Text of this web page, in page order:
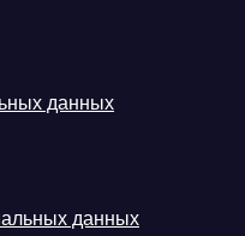
данных
данных